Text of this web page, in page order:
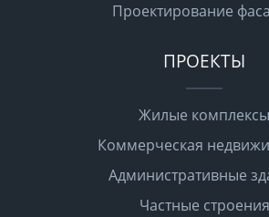
Проектирование
ПРОЕКТЫ
Жилые комплексы
Коммерческая
Административные
Частные строения